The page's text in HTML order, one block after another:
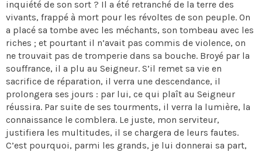
inquiété de son sort ? Il a été retranché de la terre des
vivants, frappé à mort pour les révoltes de son peuple. On
a placé sa tombe avec les méchants, son tombeau avec les
riches ; et pourtant il n’avait pas commis de violence, on
ne trouvait pas de tromperie dans sa bouche. Broyé par la
souffrance, il a plu au Seigneur. S’il remet sa vie en
sacrifice de réparation, il verra une descendance, il
prolongera ses jours : par lui, ce qui plaît au Seigneur
réussira. Par suite de ses tourments, il verra la lumière, la
connaissance le comblera. Le juste, mon serviteur,
justifiera les multitudes, il se chargera de leurs fautes.
C’est pourquoi, parmi les grands, je lui donnerai sa part,